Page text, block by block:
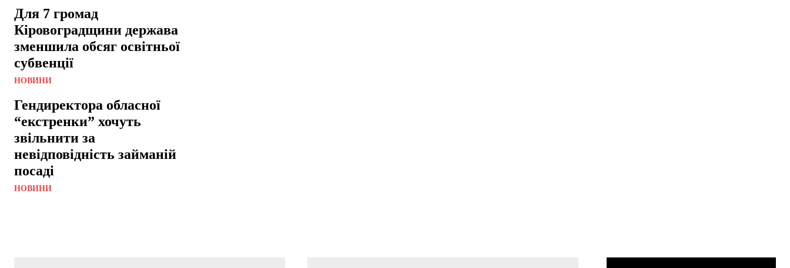
Для 7 громад
Кіровоградщини держава
зменшила обсяг освітньої
субвенції
НОВИНИ
Гендиректора обласної
“екстренки” хочуть
звільнити за
невідповідність займаній
посаді
НОВИНИ